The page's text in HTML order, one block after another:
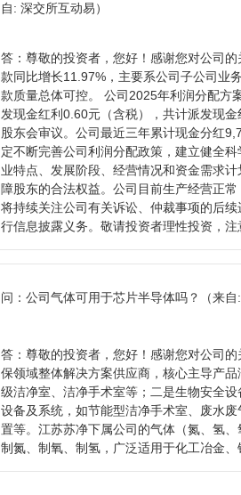
自: 深交所互动易）
答： 尊敬的投资者，您好！感谢您对公司
款同比增长11.97%，主要系公司子公司业
款质量总体可控。 公司2025年利润分配方
发现金红利0.60元（含税），共计派发现
股东会审议。公司最近三年累计现金分红
定不断完善公司利润分配政策，建立健全
业特点、发展阶段、经营情况和资金需求
障股东的合法权益。公司目前生产经营正
将持续关注公司有关诉讼、仲裁事项的后
行信息披露义务。敬请投资者理性投资，注
问： 公司气体可用于芯片半导体吗？ （来
答： 尊敬的投资者，您好！感谢您对公司
保领域整体解决方案供应商，核心主导产
级洁净室、洁净手术室等；二是生物安全
设备及系统，如节能型洁净手术室、废水
置等。江苏苏净下属公司的气体（氮、氢
制氮、制氧、制氢，广泛适用于化工冶金